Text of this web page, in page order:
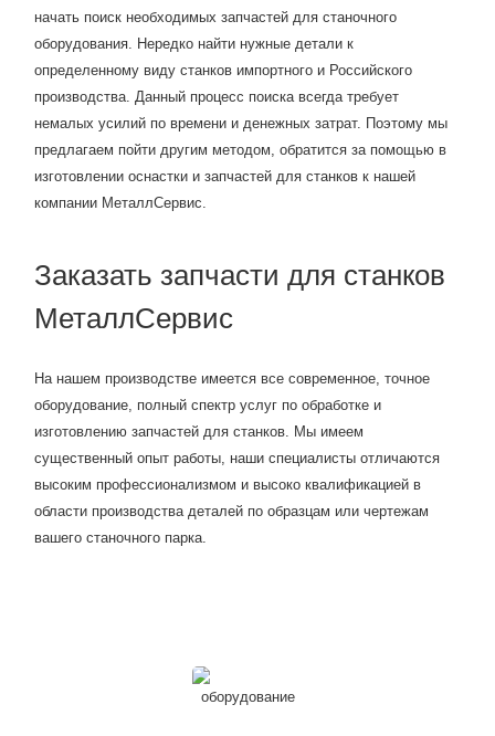
начать поиск необходимых запчастей для станочного
оборудования. Нередко найти нужные детали к
определенному виду станков импортного и Российского
производства. Данный процесс поиска всегда требует
немалых усилий по времени и денежных затрат. Поэтому мы
предлагаем пойти другим методом, обратится за помощью в
изготовлении оснастки и запчастей для станков к нашей
компании МеталлСервис.
Заказать запчасти для станков
МеталлСервис
На нашем производстве имеется все современное, точное
оборудование, полный спектр услуг по обработке и
изготовлению запчастей для станков. Мы имеем
существенный опыт работы, наши специалисты отличаются
высоким профессионализмом и высоко квалификацией в
области производства деталей по образцам или чертежам
вашего станочного парка.